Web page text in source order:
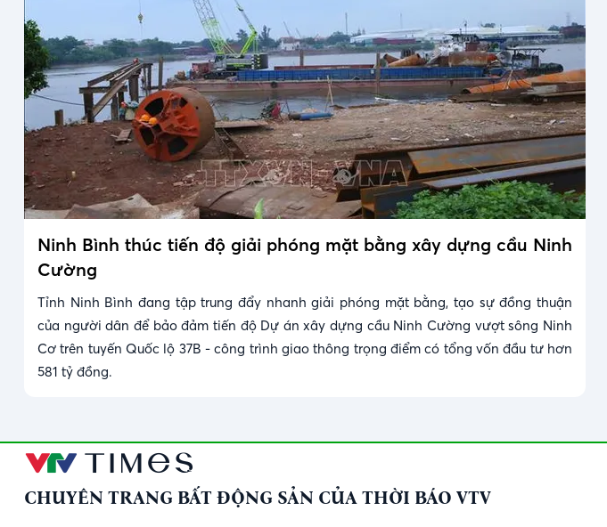
Ninh Bình thúc tiến độ giải phóng mặt bằng xây dựng cầu Ninh
Cường
Tỉnh Ninh Bình đang tập trung đẩy nhanh giải phóng mặt bằng, tạo sự đồng thuận
của người dân để bảo đảm tiến độ Dự án xây dựng cầu Ninh Cường vượt sông Ninh
Cơ trên tuyến Quốc lộ 37B - công trình giao thông trọng điểm có tổng vốn đầu tư hơn
581 tỷ đồng.
CHUYÊN TRANG BẤT ĐỘNG SẢN CỦA THỜI BÁO VTV